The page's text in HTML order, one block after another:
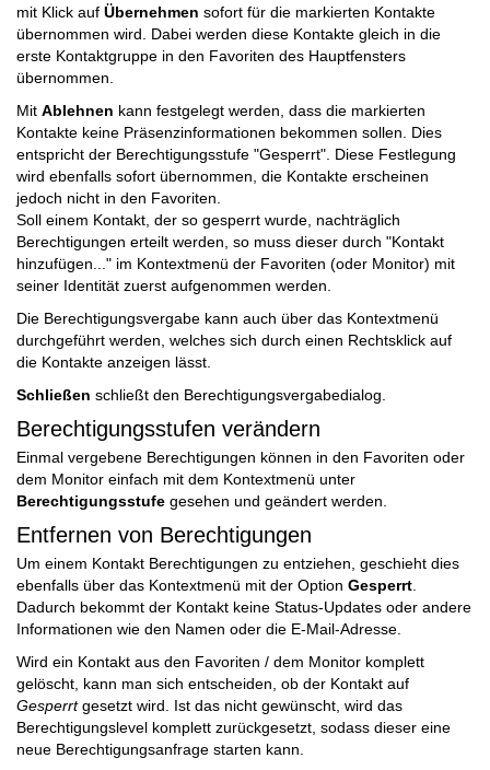
mit Klick auf Übernehmen sofort für die markierten Kontakte
übernommen wird. Dabei werden diese Kontakte gleich in die
erste Kontaktgruppe in den Favoriten des Hauptfensters
übernommen.
Mit Ablehnen kann festgelegt werden, dass die markierten
Kontakte keine Präsenzinformationen bekommen sollen. Dies
entspricht der Berechtigungsstufe "Gesperrt". Diese Festlegung
wird ebenfalls sofort übernommen, die Kontakte erscheinen
jedoch nicht in den Favoriten.
Soll einem Kontakt, der so gesperrt wurde, nachträglich
Berechtigungen erteilt werden, so muss dieser durch "Kontakt
hinzufügen..." im Kontextmenü der Favoriten (oder Monitor) mit
seiner Identität zuerst aufgenommen werden.
Die Berechtigungsvergabe kann auch über das Kontextmenü
durchgeführt werden, welches sich durch einen Rechtsklick auf
die Kontakte anzeigen lässt.
Schließen schließt den Berechtigungsvergabedialog.
Berechtigungsstufen verändern
Einmal vergebene Berechtigungen können in den Favoriten oder
dem Monitor einfach mit dem Kontextmenü unter
Berechtigungsstufe gesehen und geändert werden.
Entfernen von Berechtigungen
Um einem Kontakt Berechtigungen zu entziehen, geschieht dies
ebenfalls über das Kontextmenü mit der Option Gesperrt
Dadurch bekommt der Kontakt keine Status-Updates oder andere
Informationen wie den Namen oder die E-Mail-Adresse.
Wird ein Kontakt aus den Favoriten / dem Monitor komplett
gelöscht, kann man sich entscheiden, ob der Kontakt auf
Gesperrtgesetzt wird. Ist das nicht gewünscht, wird das
Berechtigungslevel komplett zurückgesetzt, sodass dieser eine
neue Berechtigungsanfrage starten kann.